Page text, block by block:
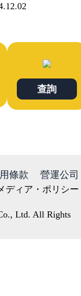
查詢
條款 營運公司
ディア・ポリシー
Ltd. All Rights